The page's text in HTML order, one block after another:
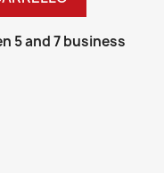
5 and 7 business